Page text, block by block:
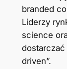
branded
Liderzy
science
dostarczać
driven”.